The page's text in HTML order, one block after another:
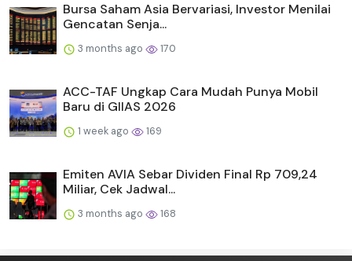
Bursa Saham Asia Bervariasi, Investor Menilai
Gencatan Senja...
3 months ago 170
ACC-TAF Ungkap Cara Mudah Punya Mobil
Baru di GIIAS 2026
1 week ago 169
Emiten AVIA Sebar Dividen Final Rp 709,24
Miliar, Cek Jadwal...
3 months ago 168